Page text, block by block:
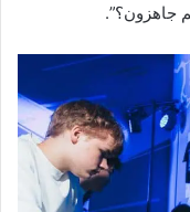
جاهزون؟”.